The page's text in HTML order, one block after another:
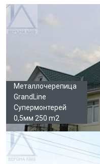
Галерея
Металлочерепица
GrandLine
Супермонтерей
0,5мм 250 m2